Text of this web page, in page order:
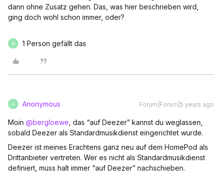
dann ohne Zusatz gehen. Das, was hier beschrieben wird,
ging doch wohl schon immer, oder?
M 1 Person gefällt das
A Anonymous Forum|Forum|5 years ago
Moin @bergloewe , das “auf Deezer” kannst du weglassen,
sobald Deezer als Standardmusikdienst eingerichtet wurde.
Deezer ist meines Erachtens ganz neu auf dem HomePod als
Drittanbieter vertreten. Wer es nicht als Standardmusikdienst
definiert, muss halt immer “auf Deezer” nachschieben.